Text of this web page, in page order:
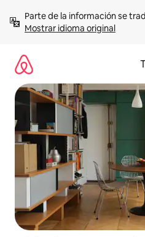
contenidoMostrar idioma original